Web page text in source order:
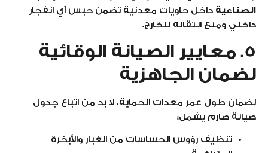
الصناعية داخل حاويات معدنية تضمن حبس أي انفجار
داخلي ومنع انتقاله للخارج.
5. معايير الصيانة الوقائية
لضمان الجاهزية
لضمان طول عمر معدات الحماية، لا بد من اتباع جدول
صيانة صارم يشمل:
تنظيف رؤوس الحساسات من الغبار والأبخرة